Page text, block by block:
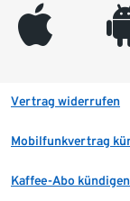
appleinc
Vertrag widerrufen
Mobilfunkvertrag
Kaffee-Abo kündigen